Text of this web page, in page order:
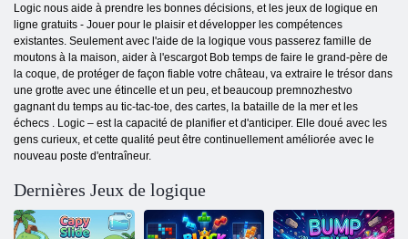
Logic nous aide à prendre les bonnes décisions, et les jeux de logique en
ligne gratuits - Jouer pour le plaisir et développer les compétences
existantes. Seulement avec l'aide de la logique vous passerez famille de
moutons à la maison, aider à l'escargot Bob temps de faire le grand-père de
la coque, de protéger de façon fiable votre château, va extraire le trésor dans
une grotte avec une étincelle et un peu, et beaucoup premnozhestvo
gagnant du temps au tic-tac-toe, des cartes, la bataille de la mer et les
échecs . Logic – est la capacité de planifier et d'anticiper. Elle doué avec les
gens curieux, et cette qualité peut être continuellement améliorée avec le
nouveau poste d'entraîneur.
Dernières Jeux de logique